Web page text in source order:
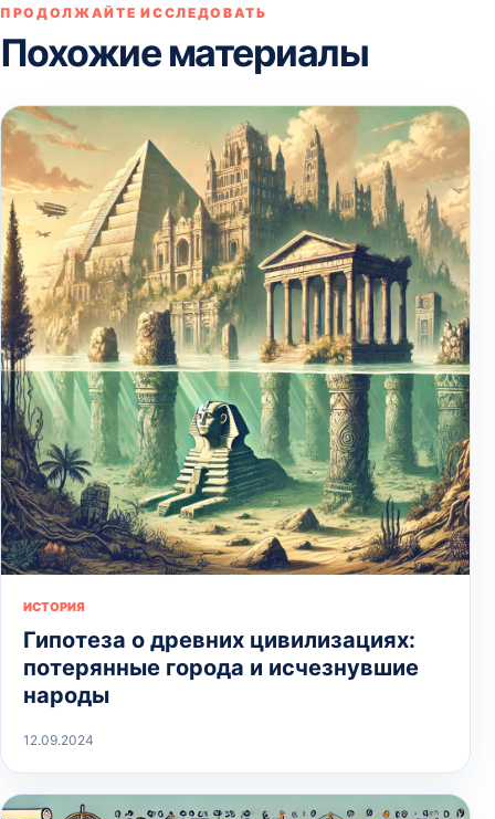
ПРОДОЛЖАЙТЕ ИССЛЕДОВАТЬ
Похожие материалы
ИСТОРИЯ
Гипотеза о древних цивилизациях:
потерянные города и исчезнувшие
народы
12.09.2024